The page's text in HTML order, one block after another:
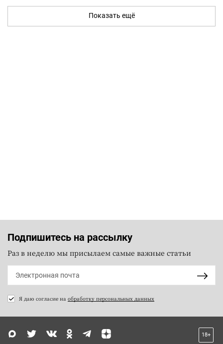
Показать ещё
Подпишитесь на рассылку
Раз в неделю мы присылаем самые важные статьи
Я даю согласие на обработку персональных данных
18+